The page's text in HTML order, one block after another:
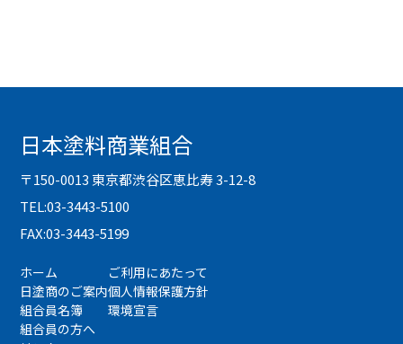
日本塗料商業組合
〒150-0013 東京都渋谷区恵比寿 3-12-8
TEL:03-3443-5100
FAX:03-3443-5199
ホーム
日塗商のご案内
組合員名簿
組合員の方へ
ご利用にあたって
個人情報保護方針
環境宣言